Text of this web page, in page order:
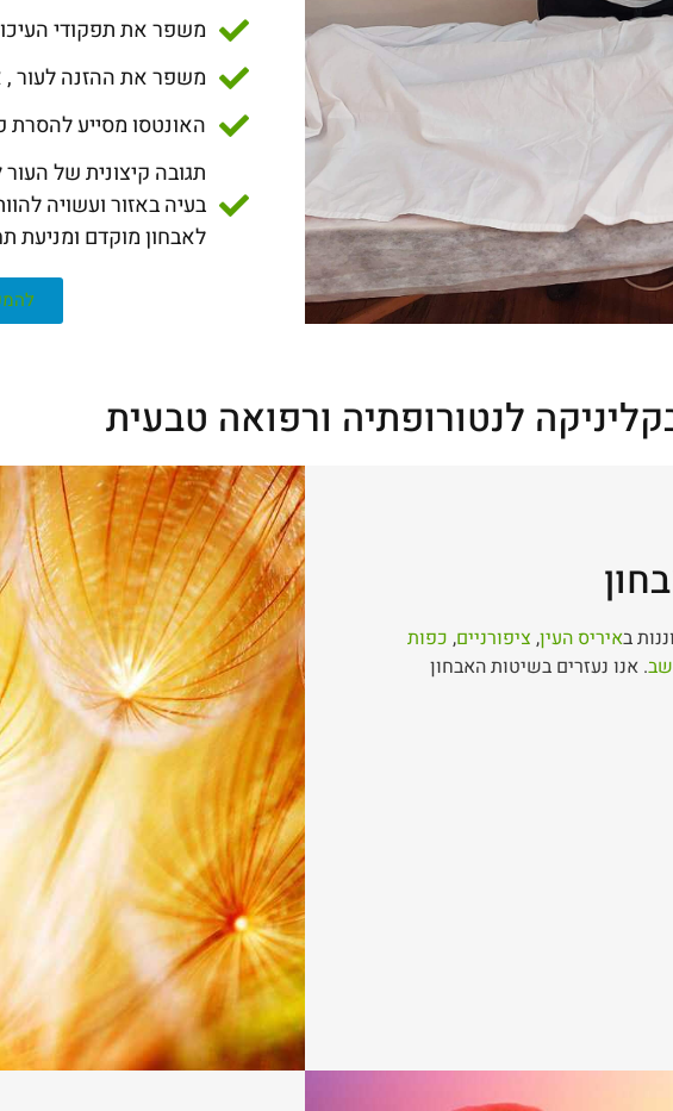
משפר את תפקודי
משפר את ההזנה לעור ,
האונטסו מסייע להסרת
בעיה באזור ועשויה
לאבחון מוקדם ומניעת
לנטורופתיה ורפואה טבעית
באיריס העין, ציפורניים, כפות
. אנו נעזרים בשיטות האבחון